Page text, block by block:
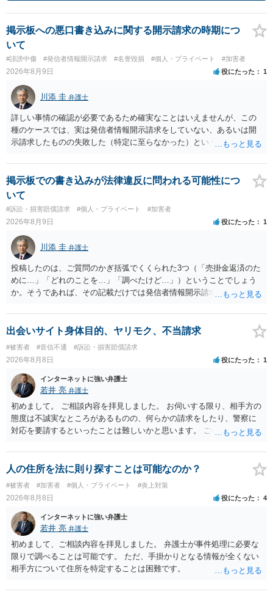
掲示板への悪口書き込みに関する開示請求の時期につ
いて
#誹謗中傷 #発信者情報開示請求 #名誉毀損 #個人・プライベート #加害者
2026年8月9日 役にたった 1
川添 圭 弁護士
詳しい事情の確認が必要であるため確実なことはいえませんが、この
種のケースでは、実は発信者情報開示請求をしていない、あるいは開
示請求したものの失敗した（特定に至らなかった）という事案が比較
な投稿をする場合にはなおさら）。
掲示板での書き込みが法律違反に問われる可能性につ
いて
#訴訟・損害賠償請求 #個人・プライベート #加害者
2026年8月9日 役にたった 1
川添 圭 弁護士
投稿したのは、ご質問のかぎ括弧でくくられた3つ（「売掛金返済のた
めに…」「どれのことを…」「調べたけど…」）ということでしょう
か。そうであれば、その記載だけでは発信者情報開示請求が認められ
ただ、「328が名誉毀損、偽計業務妨害、侮辱罪、ストーカー等に関す
る法律違反に該当するといわれ」とのことですので、ご質問に書かれ
ていない何らかの背景事情があれば、回答は180度変わるかもしれませ
ん。公開の場で詳細を投稿することは不適当と思われますので、弁護
士へ直接相談した方がよいでしょう。
出会いサイト身体目的、ヤリモク、不当請求
#被害者 #音信不通 #訴訟・損害賠償請求
2026年8月8日 役にたった 1
インターネットに強い弁護士
若井 亮 弁護士
初めまして。 ご相談内容を拝見しました。 お伺いする限り、相手方の
態度は不誠実なところがあるものの、何らかの請求をしたり、警察に
対応を要請するといったことは難しいかと思います。 ご参考になれば
人の住所を法に則り探すことは可能なのか？
#被害者 #加害者 #個人・プライベート #炎上対策
2026年8月8日 役にたった 4
インターネットに強い弁護士
若井 亮 弁護士
初めまして、ご相談内容を拝見しました。 弁護士が事件処理に必要な
限りで調べることは可能です。 ただ、手掛かりとなる情報が全くない
相手方について住所を特定することは困難です。